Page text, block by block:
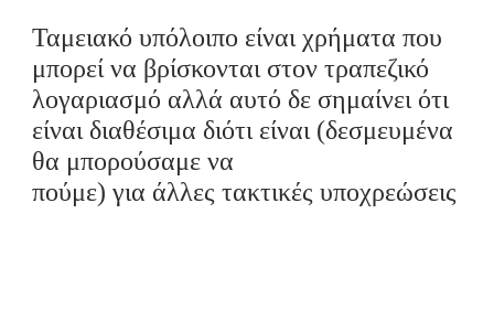
Ταμειακό υπόλοιπο είναι χρήματα που
μπορείνα βρίσκονται στον τραπεζικό
λογαριασμό αλλά αυτό δε σημαίνει ότι
είναι διαθέσιμα διότι είναι (δεσμευμένα
θα μπορούσαμε να
πούμε) για άλλες τακτικές υποχρεώσεις